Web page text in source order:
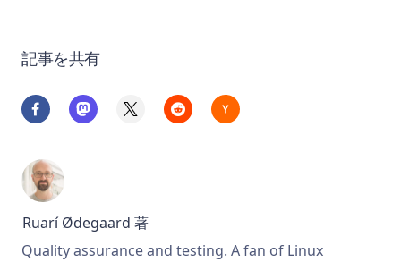
記事を共有
Ruarí Ødegaard 著
Quality assurance and testing. A fan of Linux